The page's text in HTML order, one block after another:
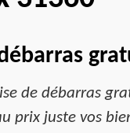
de débarras
prix juste vos